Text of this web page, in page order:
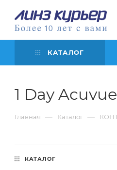
КАТАЛОГ
1 Day
Главная — Каталог —
КАТАЛОГ